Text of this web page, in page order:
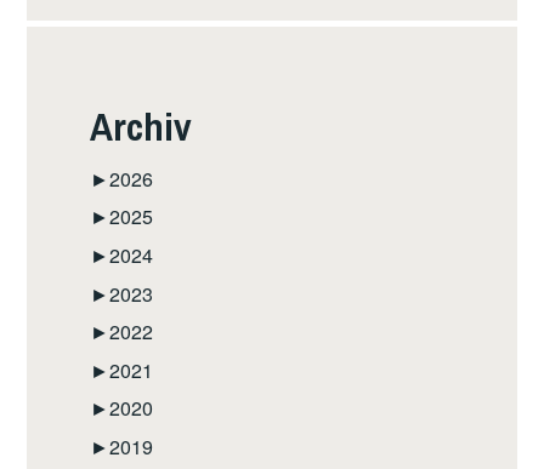
Archiv
►2026
►2025
►2024
►2023
►2022
►2021
►2020
►2019